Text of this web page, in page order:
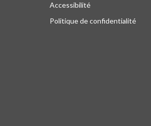
Accessibilité
Politique de confidentialité